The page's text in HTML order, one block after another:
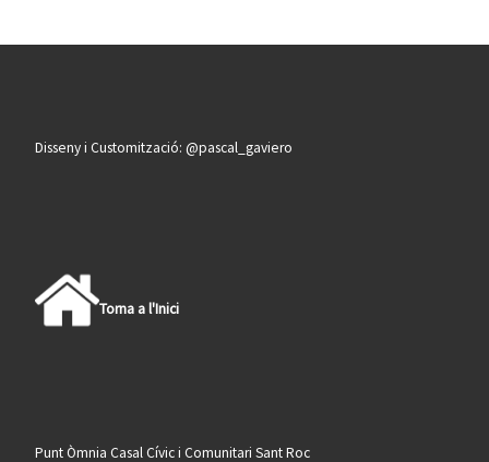
Disseny i Customització: @pascal_gaviero
Torna a l'Inici
Punt Òmnia Casal Cívic i Comunitari Sant Roc